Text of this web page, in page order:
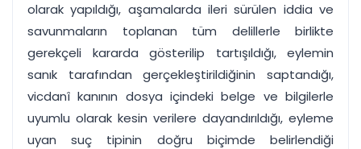
olarak yapıldığı, aşamalarda ileri sürülen iddia ve
savunmaların toplanan tüm delillerle birlikte
gerekçeli kararda gösterilip tartışıldığı, eylemin
sanık tarafından gerçekleştirildiğinin saptandığı,
vicdanî kanının dosya içindeki belge ve bilgilerle
uyumlu olarak kesin verilere dayandırıldığı, eyleme
uyan suç tipinin doğru biçimde belirlendiği